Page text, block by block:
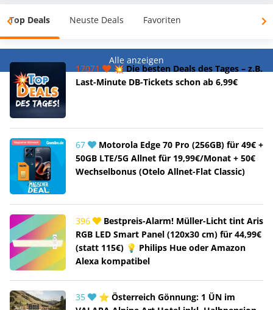
Top Deals Neuste Deals Favoriten
Alle anzeigen
17071
💥 Die besten Deals des Tages – z.B.
Last-Minute DB-Tickets schon ab 6,99€
67
Motorola Edge 70 Pro (256GB) für 49€ +
50GB LTE/5G Allnet für 19,99€/Monat + 50€
Wechselbonus (Otelo Allnet-Flat Classic)
396
Bestpreis-Alarm! Müller-Licht tint Aris
RGB LED Smart Panel (120x30 cm) für 44,99€
(statt 115€) 💡 Philips Hue oder Amazon
Alexa kompatibel
35
⭐ Österreich Gönnung: 1 ÜN im